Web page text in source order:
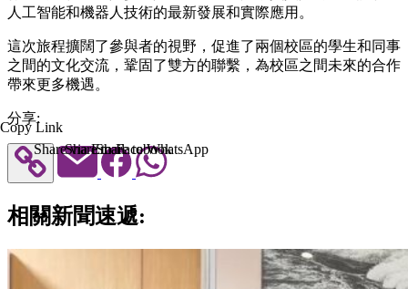
人工智能和機器人技術的最新發展和實際應用。
這次旅程擴闊了參與者的視野，促進了兩個校區的學生和同事
之間的文化交流，鞏固了雙方的聯繫，為校區之間未來的合作
帶來更多機遇。
分享:
Copy Link
Share via Email
Share to Facebook
Share to WhatsApp
相關新聞速遞: